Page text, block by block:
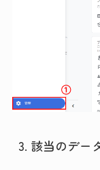
該当のデー